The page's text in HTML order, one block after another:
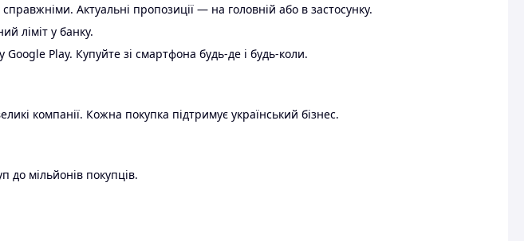
Актуальні пропозиції — на головній або в застосунку.
ліміт у банку.
Play. Купуйте зі смартфона будь-де і будь-коли.
компанії. Кожна покупка підтримує український бізнес.
до мільйонів покупців.